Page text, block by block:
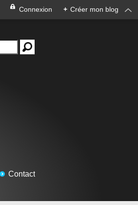
Connexion + Créer mon blog
Contact